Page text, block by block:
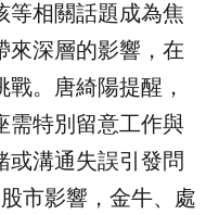
等相關話題成為焦
來深層的影響，在
。唐綺陽提醒，
需特別留意工作與
或溝通失誤引發問
市影響，金牛、處